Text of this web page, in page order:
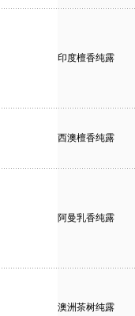
印度檀香纯露
西澳檀香纯露
阿曼乳香纯露
澳洲茶树纯露